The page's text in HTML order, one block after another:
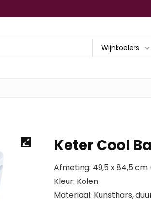
Wijnkoelers
Keter Cool
Afmeting: 49,5 x 84,5 cm
Kleur: Kolen
Materiaal: Kunsthars,